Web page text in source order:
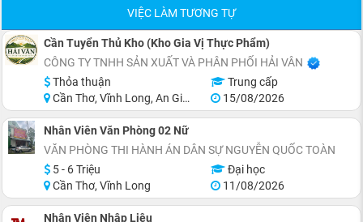
VIỆC LÀM TƯƠNG TỰ
Cần Tuyển Thủ Kho (Kho Gia Vị Thực Phẩm)
CÔNG TY TNHH SẢN XUẤT VÀ PHÂN PHỐI HẢI VÂN
Thỏa thuận
Trung cấp
Cần Thơ, Vĩnh Long, An Giang, Kiên Giang, Đồng Tháp, Hậu Giang
15/08/2026
Nhân Viên Văn Phòng 02 Nữ
VĂN PHÒNG THI HÀNH ÁN DÂN SỰ NGUYỄN QUỐC TOÀN
5 - 6 Triệu
Đại học
Cần Thơ, Vĩnh Long
11/08/2026
Nhân Viên Nhập Liệu